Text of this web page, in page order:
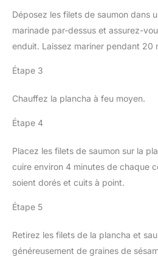
Déposez les filets de saumon dans
marinade par-dessus et assurez-
enduit. Laissez mariner pendant 20
Étape 3
Chauffez la plancha à feu moyen.
Étape 4
Placez les filets de saumon sur la
cuire environ 4 minutes de chaque
soient dorés et cuits à point.
Étape 5
Retirez les filets de la plancha et
généreusement de graines de